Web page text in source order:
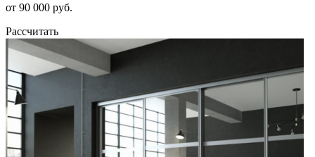
от 90 000 руб.
Рассчитать